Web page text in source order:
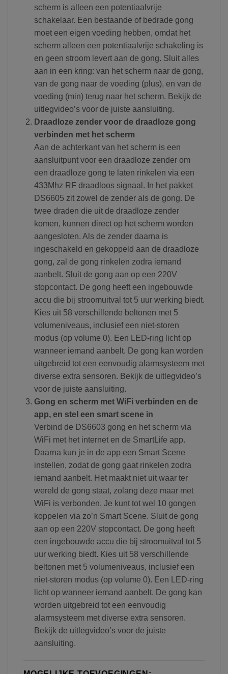
scherm is alleen een potentiaalvrije
schakelaar. Een bestaande of bedrade gong
moet een eigen voeding hebben, omdat het
scherm alleen een potentiaalvrije schakeling is
en geen stroom levert aan de gong. Sluit alles
aan in een kring: van het scherm naar de gong,
van de gong naar de voeding (plus), en van de
voeding (min) terug naar het scherm. Bekijk de
uitlegvideo’s voor de juiste aansluiting.
Draadloze zender voor de draadloze gong
verbinden met het scherm
Aan de achterkant van het scherm is een
aansluitpunt voor een draadloze zender om
een draadloze gong te laten rinkelen via een
433Mhz RF draadloos signaal. In het pakket
DS6605 zit zowel de zender als de gong. De
twee draden die uit de draadloze zender
komen, kunnen direct op het scherm worden
aangesloten. Als de zender daarna is
ingeschakeld en gekoppeld aan de draadloze
gong, zal de gong rinkelen zodra iemand
aanbelt. Sluit de gong aan op een 220V
stopcontact. De gong heeft een ingebouwde
accu die bij stroomuitval tot 5 uur werking biedt.
Kies uit 58 verschillende beltonen met 5
volumeniveaus, inclusief een niet-storen
modus (op volume 0). Een LED-ring licht op
wanneer iemand aanbelt. De gong kan worden
uitgebreid tot een eenvoudig alarmsysteem met
diverse extra sensoren. Bekijk de uitlegvideo’s
voor de juiste aansluiting.
Gong en scherm met WiFi verbinden en de
app, en stel een smart scene in
Verbind de DS6603 gong en het scherm via
WiFi met het internet en de SmartLife app.
Daarna kun je in de app een Smart Scene
instellen, zodat de gong gaat rinkelen zodra
iemand aanbelt. Het maakt niet uit waar ter
wereld de gong staat, zolang deze maar met
WiFi is verbonden. Je kunt tot wel 10 gongen
koppelen via zo’n Smart Scene. Sluit de gong
aan op een 220V stopcontact. De gong heeft
een ingebouwde accu die bij stroomuitval tot 5
uur werking biedt. Kies uit 58 verschillende
beltonen met 5 volumeniveaus, inclusief een
niet-storen modus (op volume 0). Een LED-ring
licht op wanneer iemand aanbelt. De gong kan
worden uitgebreid tot een eenvoudig
alarmsysteem met diverse extra sensoren.
Bekijk de uitlegvideo’s voor de juiste
aansluiting.